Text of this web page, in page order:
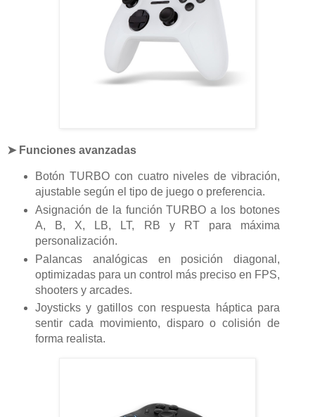
➤ Funciones avanzadas
Botón TURBO con cuatro niveles de vibración,
ajustable según el tipo de juego o preferencia.
Asignación de la función TURBO a los botones
A, B, X, LB, LT, RB y RT para máxima
personalización.
Palancas analógicas en posición diagonal,
optimizadas para un control más preciso en FPS,
shooters y arcades.
Joysticks y gatillos con respuesta háptica para
sentir cada movimiento, disparo o colisión de
forma realista.